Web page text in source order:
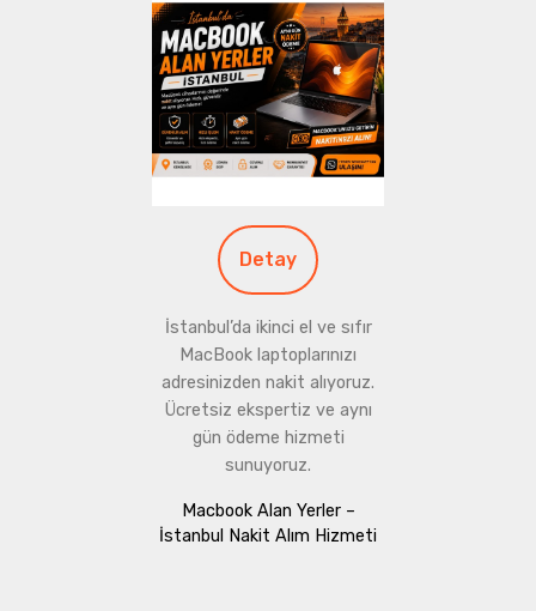
Detay
İstanbul’da ikinci el ve sıfır
MacBook laptoplarınızı
adresinizden nakit alıyoruz.
Ücretsiz ekspertiz ve aynı
gün ödeme hizmeti
sunuyoruz.
Macbook Alan Yerler –
İstanbul Nakit Alım Hizmeti